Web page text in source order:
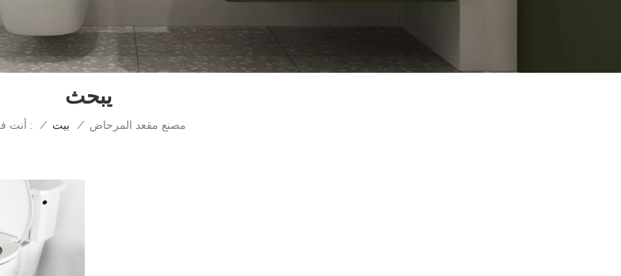
يبحث
أنت في : / بيت / مصنع مقعد المرحاض